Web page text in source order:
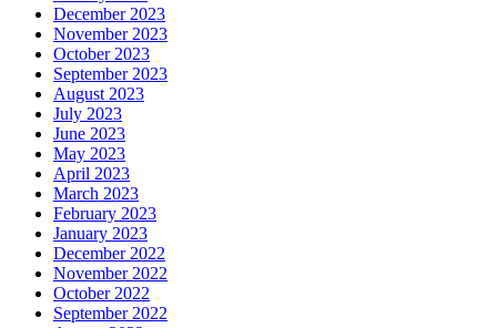
December 2023
November 2023
October 2023
September 2023
August 2023
July 2023
June 2023
May 2023
April 2023
March 2023
February 2023
January 2023
December 2022
November 2022
October 2022
September 2022